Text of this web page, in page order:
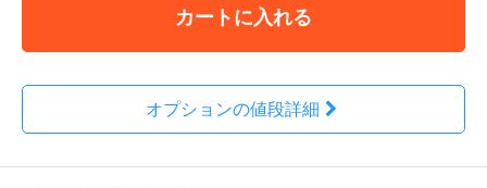
カートに入れる
オプションの値段詳細